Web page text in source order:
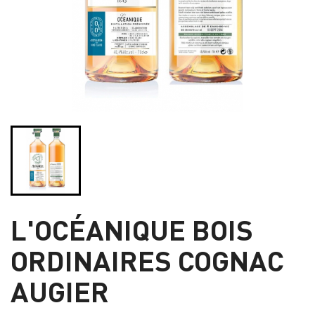
L'OCÉANIQUE BOIS
ORDINAIRES COGNAC
AUGIER